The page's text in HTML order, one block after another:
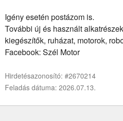
Igény esetén postázom is.
További új és használt
kiegészítők, ruházat, motorok,
Facebook: Szél Motor
Hirdetésazonosító: #2670214
Feladás dátuma: 2026.07.13.